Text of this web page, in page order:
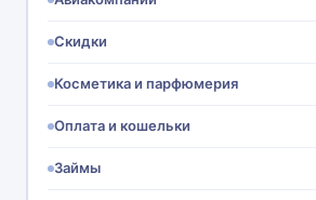
Скидки
Косметика и парфюмерия
Оплата и кошельки
Займы